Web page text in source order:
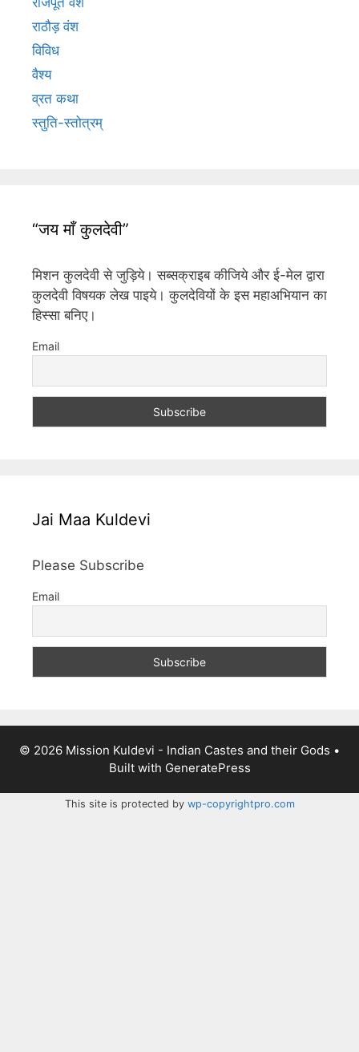
राठौड़ वंश
विविध
वैश्य
व्रत कथा
स्तुति-स्तोत्रम्
“जय माँ कुलदेवी”
मिशन कुलदेवी से जुड़िये। सब्सक्राइब कीजिये और ई-मेल द्वारा
कुलदेवी विषयक लेख पाइये। कुलदेवियों के इस महाअभियान का
हिस्सा बनिए।
Email
Jai Maa Kuldevi
Please Subscribe
Email
© 2026 Mission Kuldevi - Indian Castes and their Gods •
Built with GeneratePress
This site is protected by wp-copyrightpro.com